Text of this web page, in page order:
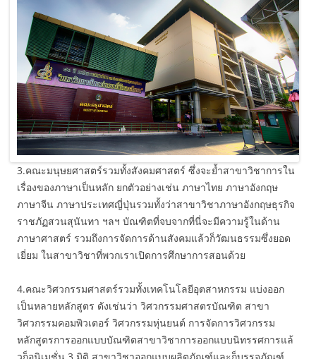
3.คณะมนุษยศาสตร์รวมทั้งสังคมศาสตร์ ซึ่งจะย้ำสาขาวิชาการใน
เรื่องของภาษาเป็นหลัก ยกตัวอย่างเช่น ภาษาไทย ภาษาอังกฤษ
ภาษาจีน ภาษาประเทศญี่ปุ่นรวมทั้งว่าสาขาวิชาภาษาอังกฤษธุรกิจ
ราชภัฏสวนสุนันทา ฯลฯ บัณฑิตที่จบจากที่นี่จะมีความรู้ในด้าน
ภาษาศาสตร์ รวมถึงการจัดการด้านสังคมแล้วก็วัฒนธรรมซึ่งยอด
เยี่ยม ในสาขาวิชาที่พวกเราเปิดการศึกษาการสอนด้วย
4.คณะวิศวกรรมศาสตร์รวมทั้งเทคโนโลยีอุตสาหกรรม แบ่งออก
เป็นหลายหลักสูตร ดังเช่นว่า วิศวกรรมศาสตรบัณฑิต สาขา
วิศวกรรมคอมพิวเตอร์ วิศวกรรมหุ่นยนต์ การจัดการวิศวกรรม
หลักสูตรการออกแบบบัณฑิตสาขาวิชาการออกแบบนิทรรศการแล้